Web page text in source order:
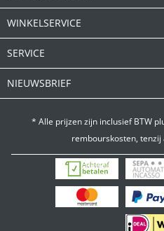
WINKELSERVICE
SERVICE
NIEUWSBRIEF
* Alle prijzen zijn inclusief BTW
rembourskosten,